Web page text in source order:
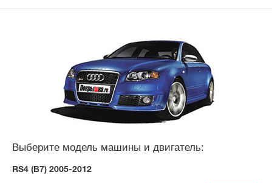
Выберите модель машины и двигатель:
RS4 (B7) 2005-2012